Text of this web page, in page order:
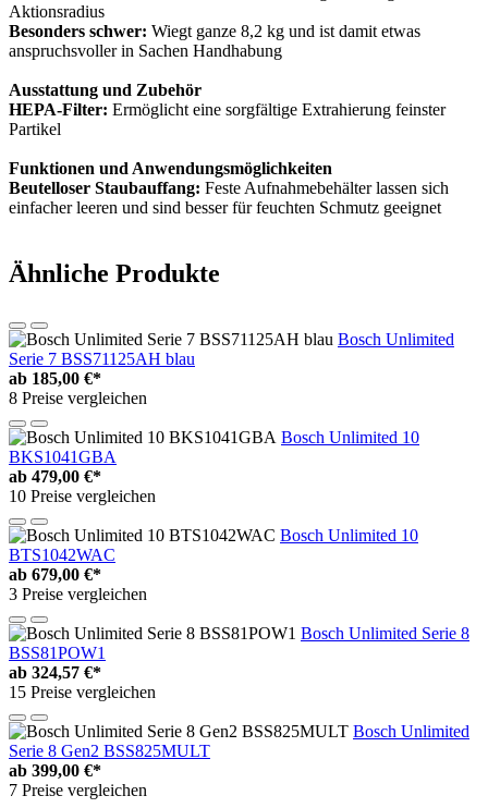
Aktionsradius
Besonders schwer: Wiegt ganze 8,2 kg und ist damit etwas
anspruchsvoller in Sachen Handhabung
Ausstattung und Zubehör
HEPA-Filter: Ermöglicht eine sorgfältige Extrahierung feinster
Partikel
Funktionen und Anwendungsmöglichkeiten
Beutelloser Staubauffang: Feste Aufnahmebehälter lassen sich
einfacher leeren und sind besser für feuchten Schmutz geeignet
Ähnliche Produkte
Bosch Unlimited
Serie 7 BSS71125AH blau
ab 185,00 €*
8 Preise vergleichen
Bosch Unlimited 10
BKS1041GBA
ab 479,00 €*
10 Preise vergleichen
Bosch Unlimited 10
BTS1042WAC
ab 679,00 €*
3 Preise vergleichen
Bosch Unlimited Serie 8
BSS81POW1
ab 324,57 €*
15 Preise vergleichen
Bosch Unlimited
Serie 8 Gen2 BSS825MULT
ab 399,00 €*
7 Preise vergleichen